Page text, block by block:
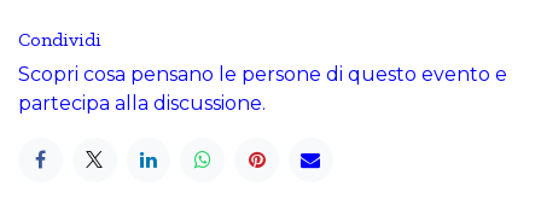
Condividi
Scopri cosa pensano le persone di questo evento e
partecipa alla discussione.